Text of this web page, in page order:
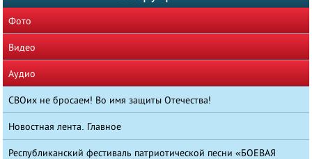
Фото
Видео
Аудио
СВОих не бросаем! Во имя защиты Отечества!
Новостная лента. Главное
Республиканский фестиваль патриотической песни «БОЕВАЯ